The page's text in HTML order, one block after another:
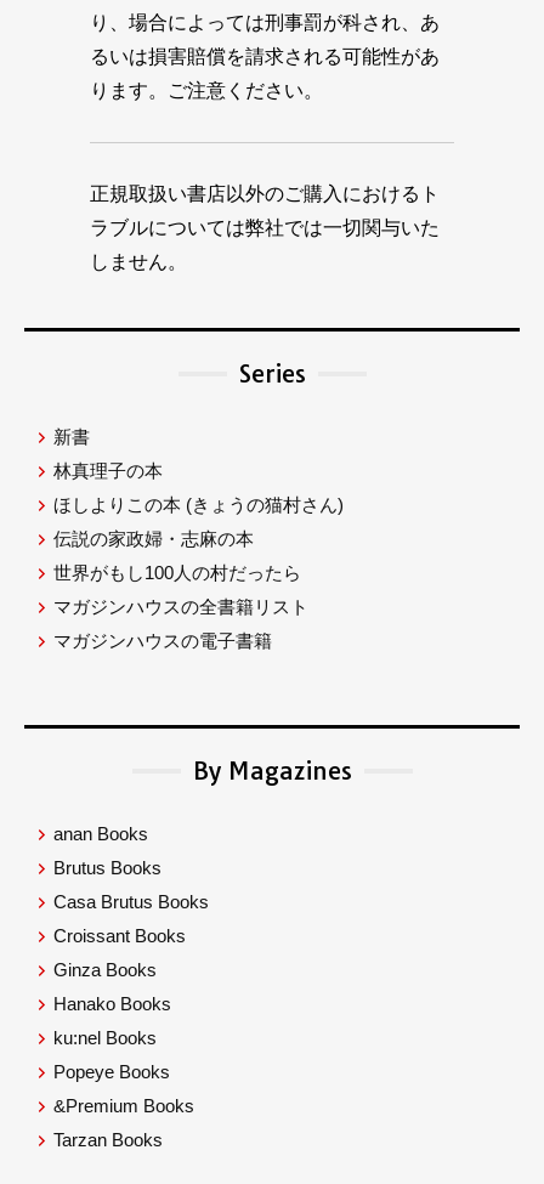
り、場合によっては刑事罰が科され、あ
るいは損害賠償を請求される可能性があ
ります。ご注意ください。
正規取扱い書店以外のご購入におけるト
ラブルについては弊社では一切関与いた
しません。
Series
新書
林真理子の本
ほしよりこの本 (きょうの猫村さん)
伝説の家政婦・志麻の本
世界がもし100人の村だったら
マガジンハウスの全書籍リスト
マガジンハウスの電子書籍
By Magazines
anan Books
Brutus Books
Casa Brutus Books
Croissant Books
Ginza Books
Hanako Books
ku:nel Books
Popeye Books
&Premium Books
Tarzan Books